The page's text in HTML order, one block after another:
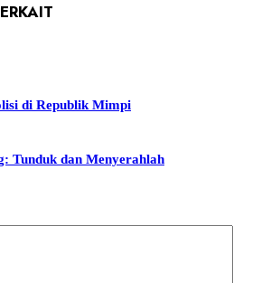
di Republik Mimpi
Tunduk dan Menyerahlah